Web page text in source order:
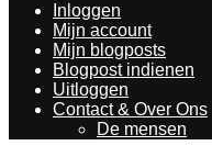
Inloggen
Mijn account
Mijn blogposts
Blogpost indienen
Uitloggen
Contact & Over Ons
De mensen